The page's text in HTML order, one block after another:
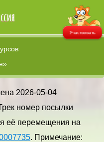
Участвовать
2026-05-04
номер посылки
её перемещения на
. Примечание: